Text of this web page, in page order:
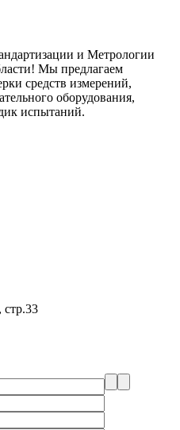
и Метрологии
Мы предлагаем
средств измерений,
оборудования,
испытаний.
стр.33